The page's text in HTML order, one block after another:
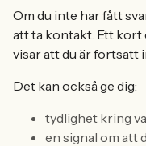
Om du inte har fått
att ta kontakt. Ett
visar att du är fortsatt
Det kan också ge dig:
tydlighet kring
en signal om att